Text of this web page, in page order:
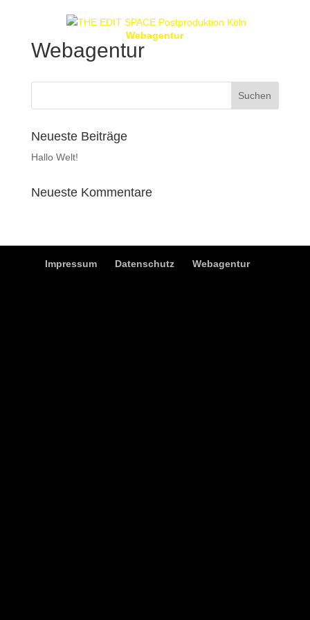
Webagentur
Webagentur
Neueste Beiträge
Hallo Welt!
Neueste Kommentare
Impressum Datenschutz Webagentur